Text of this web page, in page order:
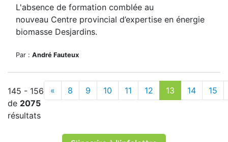
L'absence de formation comblée au
nouveau Centre provincial d’expertise en énergie
biomasse Desjardins.
Par : André Fauteux
145 - 156
de 2075
résultats
« 8 9 10 11 12 13 14 15